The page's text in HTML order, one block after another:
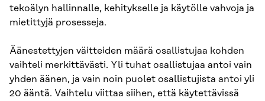
tekoälyn hallinnalle, kehitykselle ja käytölle vahvoja ja
mietittyjä prosesseja.
Äänestettyjen väitteiden määrä osallistujaa kohden
vaihteli merkittävästi. Yli tuhat osallistujaa antoi vain
yhden äänen, ja vain noin puolet osallistujista antoi yli
20 ääntä. Vaihtelu viittaa siihen, että käytettävissä